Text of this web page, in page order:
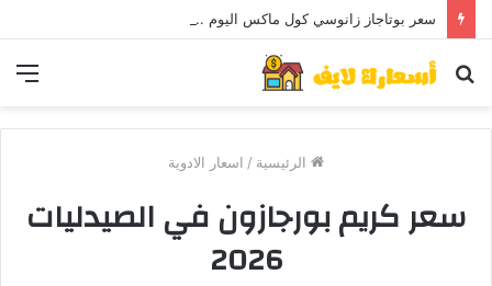
سعر بوتاجاز زانوسي كول ماكس اليوم ..و5 عيوب
بحث
الرئيسية / اسعار الادوية
سعر كريم بورجازون في الصيدليات
2026